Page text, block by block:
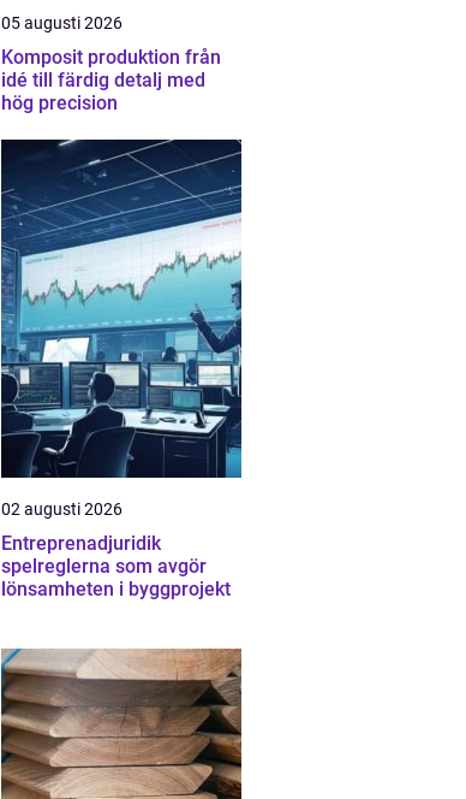
05 augusti 2026
Komposit produktion från
idé till färdig detalj med
hög precision
02 augusti 2026
Entreprenadjuridik
spelreglerna som avgör
lönsamheten i byggprojekt